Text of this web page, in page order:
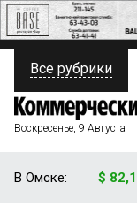
ПОЛИТИКА
ФИНАНСЫ
Все рубрики
Воскресенье, 9 Августа
В Омске: $